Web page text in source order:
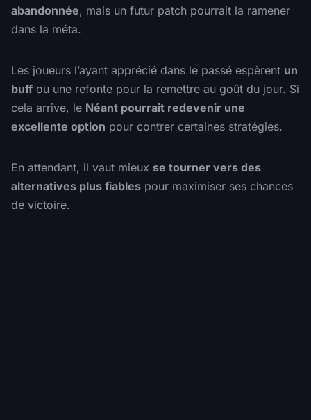
abandonnée, mais un futur patch pourrait la ramener
dans la méta.
Les joueurs l’ayant apprécié dans le passé espèrent un
buff ou une refonte pour la remettre au goût du jour. Si
cela arrive, le Néant pourrait redevenir une
excellente option pour contrer certaines stratégies.
En attendant, il vaut mieux se tourner vers des
alternatives plus fiables pour maximiser ses chances
de victoire.